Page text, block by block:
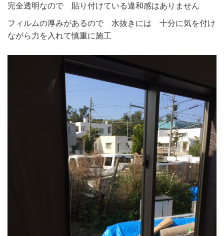
完全透明なので 貼り付けている違和感はありません
フィルムの厚みがあるので 水抜きには 十分に気を付け
ながら力を入れて慎重に施工